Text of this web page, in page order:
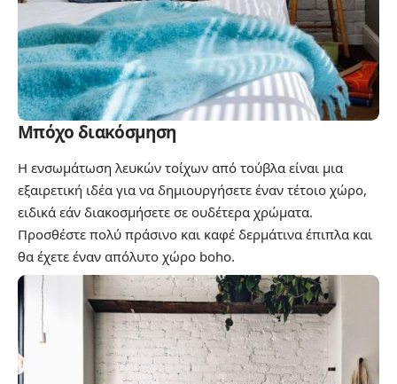
Μπόχο διακόσμηση
Η ενσωμάτωση λευκών τοίχων από τούβλα είναι μια
εξαιρετική ιδέα για να δημιουργήσετε έναν τέτοιο χώρο,
ειδικά εάν διακοσμήσετε σε ουδέτερα χρώματα.
Προσθέστε πολύ πράσινο και καφέ δερμάτινα έπιπλα και
θα έχετε έναν απόλυτο χώρο boho.